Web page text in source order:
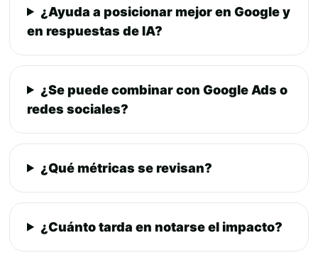
¿Ayuda a posicionar mejor en Google y
en respuestas de IA?
¿Se puede combinar con Google Ads o
redes sociales?
¿Qué métricas se revisan?
¿Cuánto tarda en notarse el impacto?